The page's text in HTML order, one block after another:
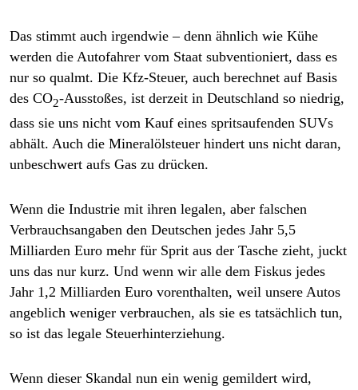
Das stimmt auch irgendwie – denn ähnlich wie Kühe
werden die Autofahrer vom Staat subventioniert, dass es
nur so qualmt. Die Kfz-Steuer, auch berechnet auf Basis
des CO2-Ausstoßes, ist derzeit in Deutschland so niedrig,
dass sie uns nicht vom Kauf eines spritsaufenden SUVs
abhält. Auch die Mineralölsteuer hindert uns nicht daran,
unbeschwert aufs Gas zu drücken.
Wenn die Industrie mit ihren legalen, aber falschen
Verbrauchsangaben den Deutschen jedes Jahr 5,5
Milliarden Euro mehr für Sprit aus der Tasche zieht, juckt
uns das nur kurz. Und wenn wir alle dem Fiskus jedes
Jahr 1,2 Milliarden Euro vorenthalten, weil unsere Autos
angeblich weniger verbrauchen, als sie es tatsächlich tun,
so ist das legale Steuerhinterziehung.
Wenn dieser Skandal nun ein ­wenig gemildert wird,